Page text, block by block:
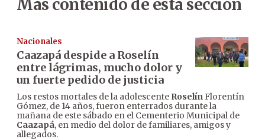
Más contenido de esta sección
Nacionales
Caazapá despide a Roselín
entre lágrimas, mucho dolor y
un fuerte pedido de justicia
Los restos mortales de la adolescente RoselínFlorentín
Gómez, de 14 años, fueron enterrados durante la
mañana de este sábado en el Cementerio Municipal de
Caazapá, en medio del dolor de familiares, amigos y
allegados.